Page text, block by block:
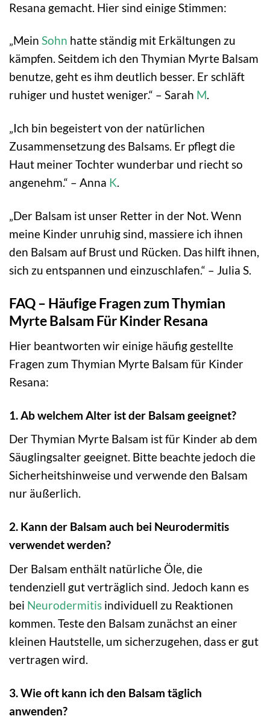
Resana gemacht. Hier sind einige Stimmen:
„Mein Sohn hatte ständig mit Erkältungen zu
kämpfen. Seitdem ich den Thymian Myrte Balsam
benutze, geht es ihm deutlich besser. Er schläft
ruhiger und hustet weniger.“ – Sarah M.
„Ich bin begeistert von der natürlichen
Zusammensetzung des Balsams. Er pflegt die
Haut meiner Tochter wunderbar und riecht so
angenehm.“ – Anna K.
„Der Balsam ist unser Retter in der Not. Wenn
meine Kinder unruhig sind, massiere ich ihnen
den Balsam auf Brust und Rücken. Das hilft ihnen,
sich zu entspannen und einzuschlafen.“ – Julia S.
FAQ – Häufige Fragen zum Thymian
Myrte Balsam Für Kinder Resana
Hier beantworten wir einige häufig gestellte
Fragen zum Thymian Myrte Balsam für Kinder
Resana:
1. Ab welchem Alter ist der Balsam geeignet?
Der Thymian Myrte Balsam ist für Kinder ab dem
Säuglingsalter geeignet. Bitte beachte jedoch die
Sicherheitshinweise und verwende den Balsam
nur äußerlich.
2. Kann der Balsam auch bei Neurodermitis
verwendet werden?
Der Balsam enthält natürliche Öle, die
tendenziell gut verträglich sind. Jedoch kann es
bei Neurodermitis individuell zu Reaktionen
kommen. Teste den Balsam zunächst an einer
kleinen Hautstelle, um sicherzugehen, dass er gut
vertragen wird.
3. Wie oft kann ich den Balsam täglich
anwenden?